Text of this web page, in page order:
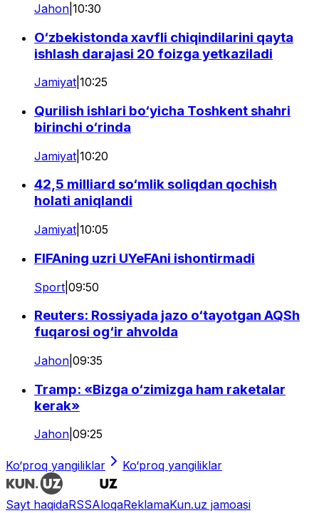
Jahon 10:30
O‘zbekistonda xavfli chiqindilarini qayta
ishlash darajasi 20 foizga yetkaziladi
Jamiyat 10:25
Qurilish ishlari bo‘yicha Toshkent shahri
birinchi o‘rinda
Jamiyat 10:20
42,5 milliard so‘mlik soliqdan qochish
holati aniqlandi
Jamiyat 10:05
FIFAning uzri UYeFAni ishontirmadi
Sport 09:50
Reuters: Rossiyada jazo o‘tayotgan AQSh
fuqarosi og‘ir ahvolda
Jahon 09:35
Tramp: «Bizga o‘zimizga ham raketalar
kerak»
Jahon 09:25
Ko‘proq yangiliklar Ko‘proq yangiliklar
Sayt haqidaRSSAloqaReklamaKun.uz jamoasi